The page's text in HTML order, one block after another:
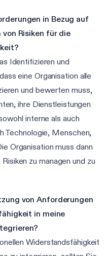
in Bezug auf
Risiken für die
Identifizieren und
eine Organisation alle
und bewerten muss,
ihre Dienstleistungen
interne als auch
Technologie, Menschen,
Organisation muss dann
zu managen und zu
von Anforderungen
in meine
Widerstandsfähigkeit